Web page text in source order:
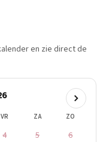
en zie direct de
VR ZA ZO
4 5
6